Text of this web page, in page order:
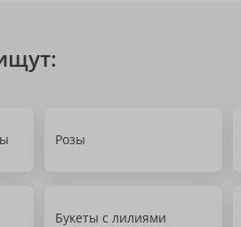
Розы
Букеты с лилиями